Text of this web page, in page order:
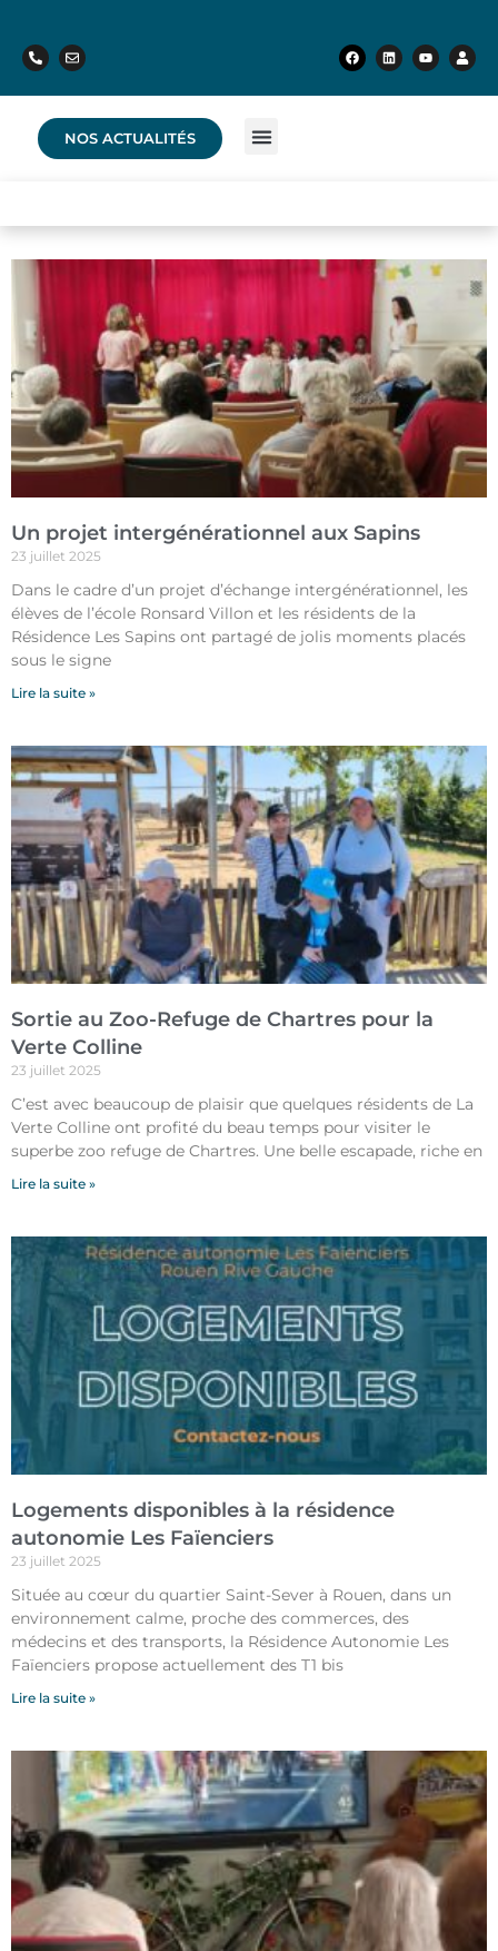
NOS ACTUALITÉS
Un projet intergénérationnel aux Sapins
23 juillet 2025
Dans le cadre d’un projet d’échange intergénérationnel, les
élèves de l’école Ronsard Villon et les résidents de la
Résidence Les Sapins ont partagé de jolis moments placés
sous le signe
Lire la suite »
Sortie au Zoo-Refuge de Chartres pour la
Verte Colline
23 juillet 2025
C’est avec beaucoup de plaisir que quelques résidents de La
Verte Colline ont profité du beau temps pour visiter le
superbe zoo refuge de Chartres. Une belle escapade, riche en
Lire la suite »
Logements disponibles à la résidence
autonomie Les Faïenciers
23 juillet 2025
Située au cœur du quartier Saint-Sever à Rouen, dans un
environnement calme, proche des commerces, des
médecins et des transports, la Résidence Autonomie Les
Faïenciers propose actuellement des T1 bis
Lire la suite »